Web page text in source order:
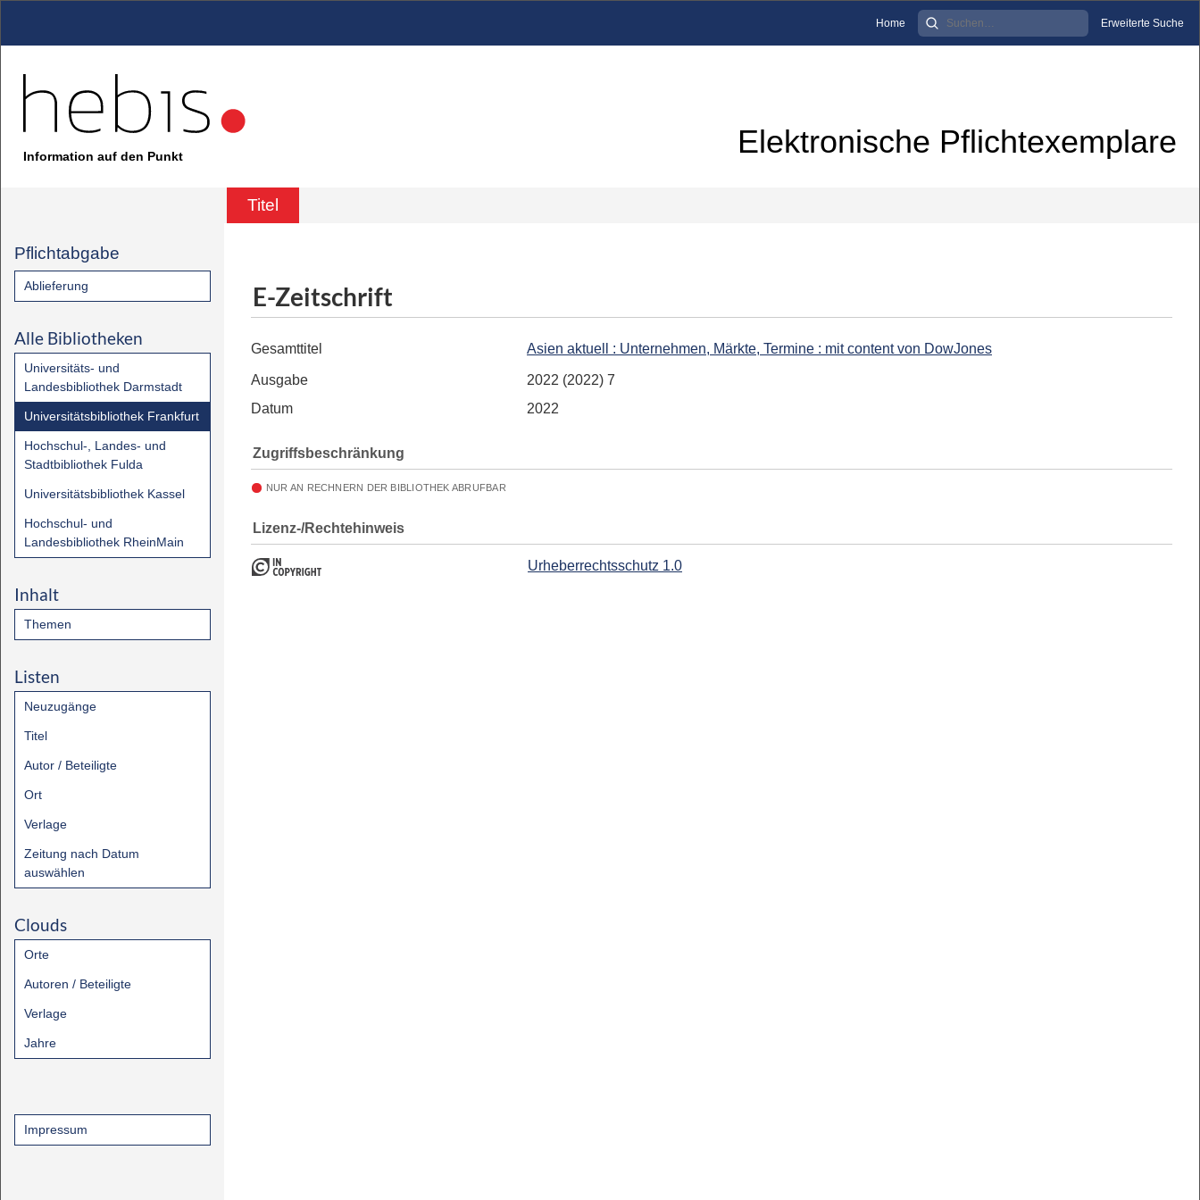
Home Erweiterte Suche
Information auf den Punkt Elektronische Pflichtexemplare
Titel
Pflichtabgabe
Ablieferung
Alle Bibliotheken
Universitäts- und
Landesbibliothek Darmstadt
Universitätsbibliothek Frankfurt
Hochschul-, Landes- und
Stadtbibliothek Fulda
Universitätsbibliothek Kassel
Hochschul- und
Landesbibliothek RheinMain
Inhalt
Themen
Listen
Neuzugänge
Titel
Autor / Beteiligte
Ort
Verlage
Zeitung nach Datum
auswählen
Clouds
Orte
Autoren / Beteiligte
Verlage
Jahre
Impressum
E-Zeitschrift
Gesamttitel Asien aktuell : Unternehmen, Märkte, Termine : mit content von DowJones
Ausgabe
2022 (2022) 7
Datum
2022
Zugriffsbeschränkung
NUR AN RECHNERN DER BIBLIOTHEK ABRUFBAR
Lizenz-/Rechtehinweis
Urheberrechtsschutz 1.0